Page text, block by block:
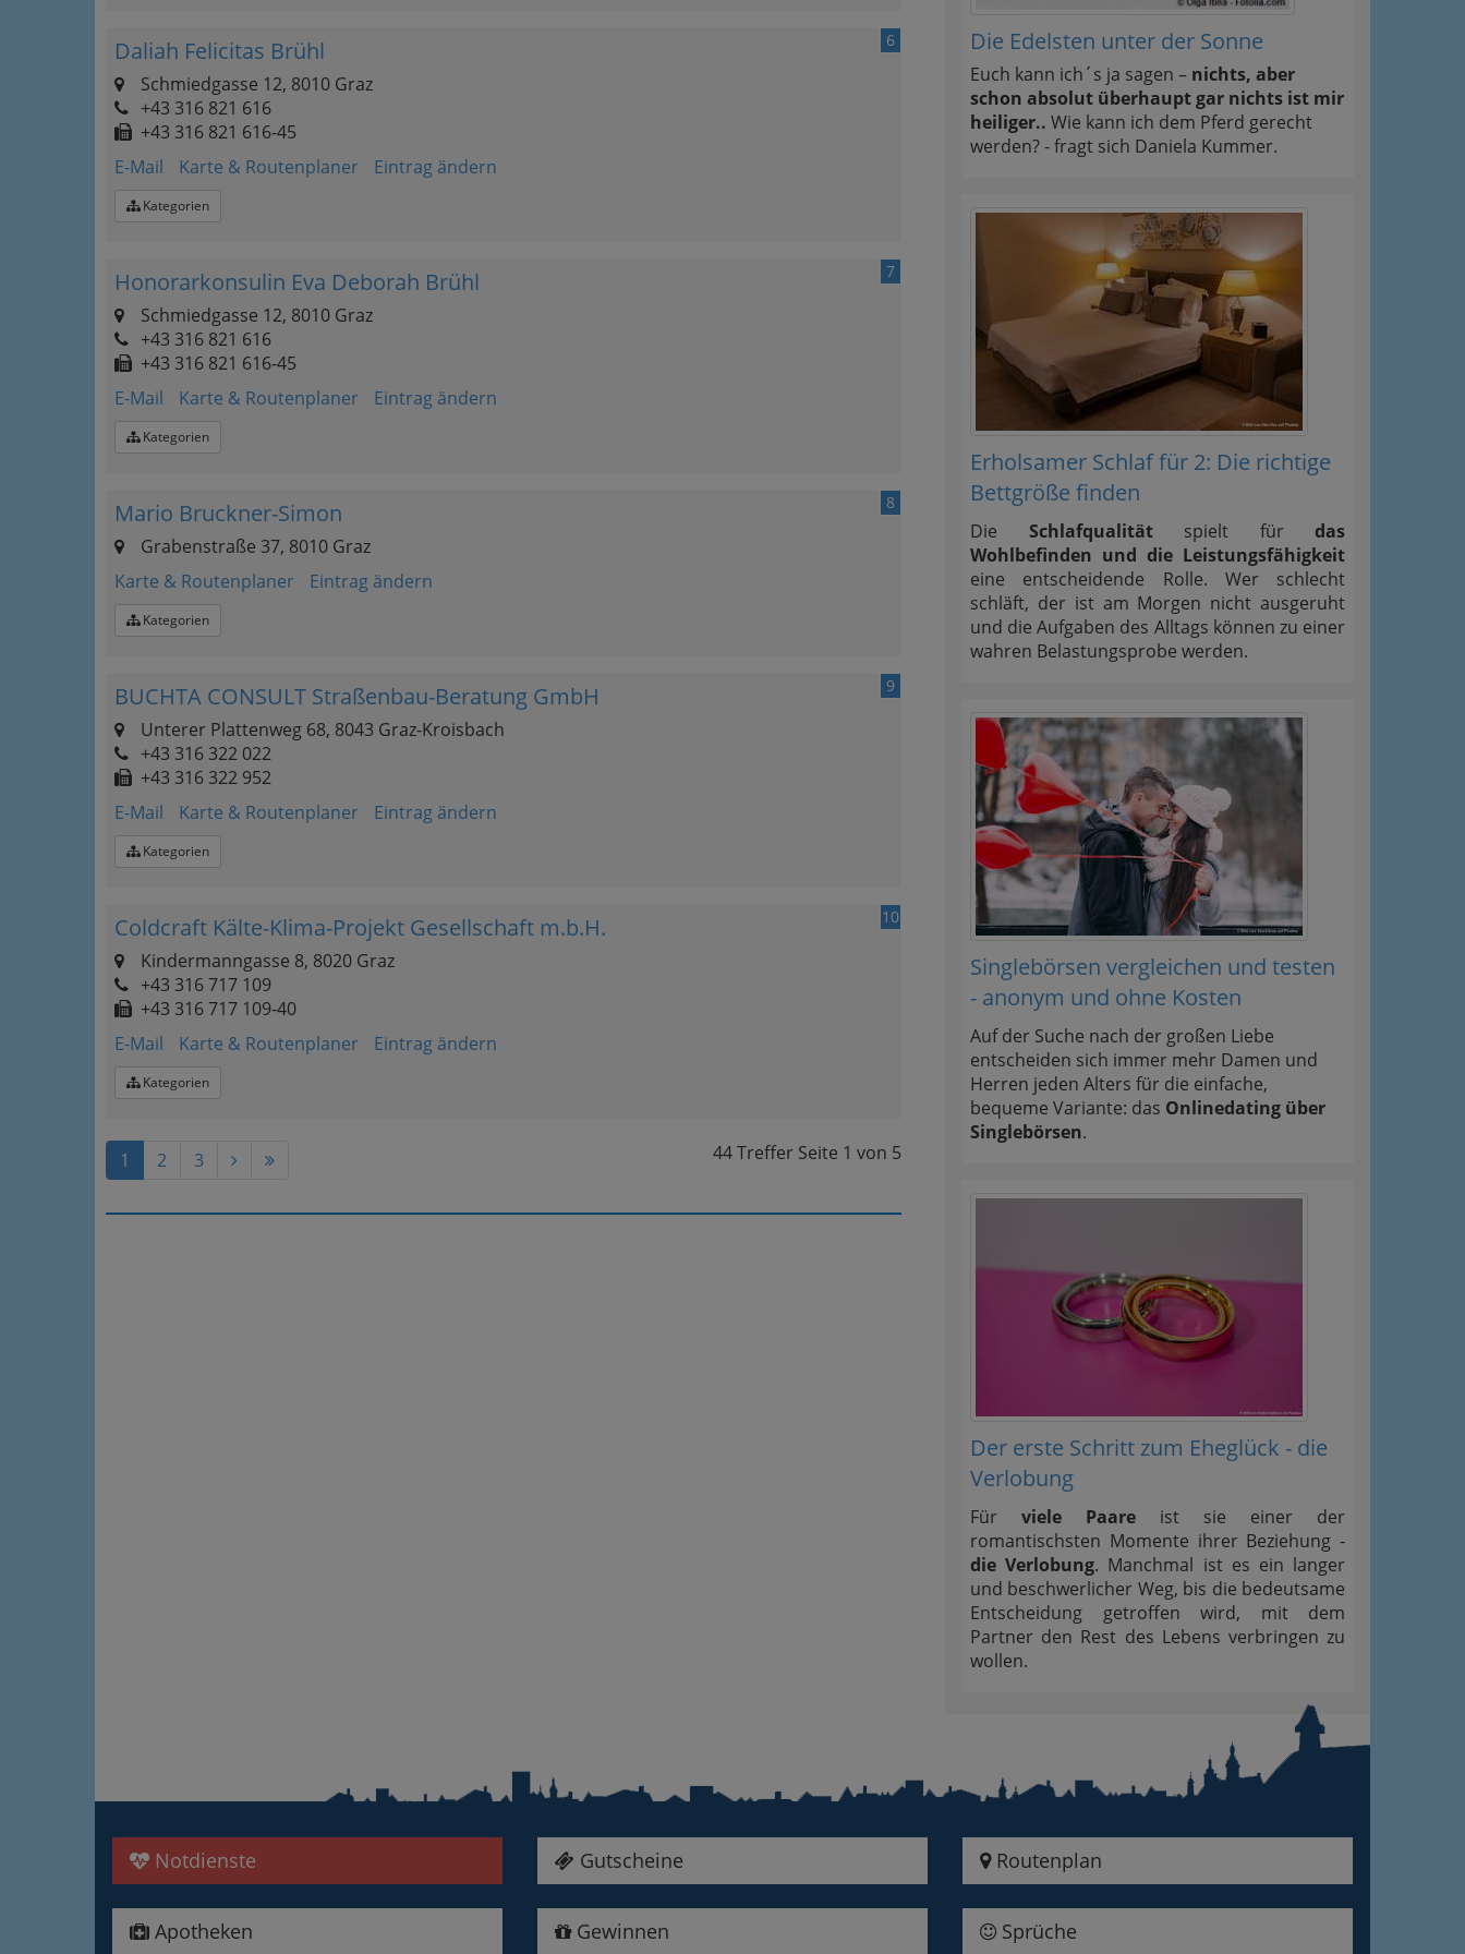
6
Daliah Felicitas Brühl
Schmiedgasse 12, 8010 Graz
+43 316 821 616
+43 316 821 616-45
E-Mail
Karte & Routenplaner Eintrag ändern
Kategorien
7
Honorarkonsulin Eva Deborah Brühl
Schmiedgasse 12, 8010 Graz
+43 316 821 616
+43 316 821 616-45
E-Mail
Karte & Routenplaner Eintrag ändern
Kategorien
8
Mario Bruckner-Simon
Grabenstraße 37, 8010 Graz
Karte & Routenplaner
Eintrag ändern
Kategorien
9
BUCHTA CONSULT Straßenbau-Beratung GmbH
Unterer Plattenweg 68, 8043 Graz-Kroisbach
+43 316 322 022
+43 316 322 952
E-Mail
Karte & Routenplaner Eintrag ändern
Kategorien
10
Coldcraft Kälte-Klima-Projekt Gesellschaft m.b.H.
Kindermanngasse 8, 8020 Graz
+43 316 717 109
+43 316 717 109-40
E-Mail
Karte & Routenplaner Eintrag ändern
Kategorien
44 Treffer Seite 1 von 5
1 2 3
Die Edelsten unter der Sonne
Euch kann ich´s ja sagen – nichts, aber
schon absolut überhaupt gar nichts ist mir
heiliger.. Wie kann ich dem Pferd gerecht
werden? - fragt sich Daniela Kummer.
Erholsamer Schlaf für 2: Die richtige
Bettgröße finden
Die Schlafqualitätspielt für das
Wohlbefinden und die Leistungsfähigkeit
eine entscheidende Rolle. Wer schlecht
schläft, der ist am Morgen nicht ausgeruht
und die Aufgaben des Alltags können zu einer
wahren Belastungsprobe werden.
Singlebörsen vergleichen und testen
- anonym und ohne Kosten
Auf der Suche nach der großen Liebe
entscheiden sich immer mehr Damen und
Herren jeden Alters für die einfache,
bequeme Variante: das Onlinedating über
Singlebörsen.
Der erste Schritt zum Eheglück - die
Verlobung
Für viele Paare ist sie einer der
romantischsten Momente ihrer Beziehung -
die Verlobung. Manchmal ist es ein langer
und beschwerlicher Weg, bis die bedeutsame
Entscheidung getroffen wird, mit dem
Partner den Rest des Lebens verbringen zu
wollen.
Notdienste
Apotheken
Gutscheine
Gewinnen
Routenplan
Sprüche